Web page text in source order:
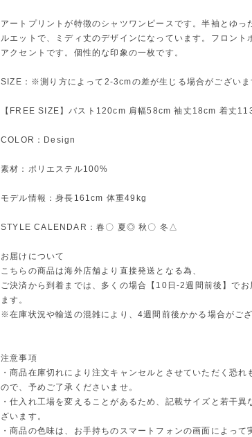
アートプリントが特徴のシャツワンピースです。半袖とゆっ
ルエットで、ミディ丈のデザインになっています。フロント
アクセントです。個性的な印象の一枚です。
SIZE：※測り方によって2-3cmの差が生じる場合がございま
【FREE SIZE】バスト120cm 肩幅58cm 袖丈18cm 着丈
COLOR：Design
素材：ポリエステル100%
モデル情報：身長161cm 体重49kg
STYLE CALENDAR：春〇 夏◎ 秋〇 冬△
お届けについて
こちらの商品は海外店舗より直接発送となる為、
ご決済から到着までは、多くの場合【10日-2週間前後】でお
ます。
※在庫状況や輸送の混雑により、4週間前後かかる場合がござ
注意事項
・商品在庫切れにより注文キャンセルとさせていただく恐れ
ので、予めご了承くださいませ。
・仕入れ工場を変えることがあるため、記載サイズと若干異
ざいます。
・商品の色味は、お手持ちのスマートフォンの画面によって